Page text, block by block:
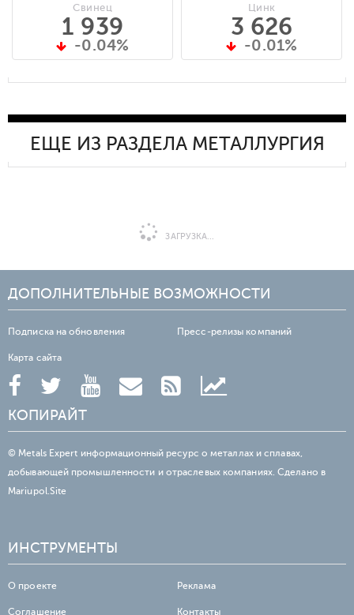
Свинец
1 939
-0.04%
Цинк
3 626
-0.01%
ЕЩЕ ИЗ РАЗДЕЛА МЕТАЛЛУРГИЯ
ЗАГРУЗКА...
ДОПОЛНИТЕЛЬНЫЕ ВОЗМОЖНОСТИ
Подписка на обновления Пресс-релизы компаний
Карта сайта
КОПИРАЙТ
© Metals Expert информационный ресурс о металлах и сплавах,
добывающей промышленности и отраслевых компаниях. Сделано в
Mariupol.Site
ИНСТРУМЕНТЫ
О проекте Реклама
Соглашение Контакты